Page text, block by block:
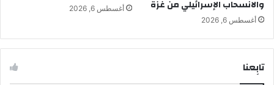
والانسحاب الإسرائيلي من غزة
أغسطس 6, 2026
أغسطس 6, 2026
تابِعنا